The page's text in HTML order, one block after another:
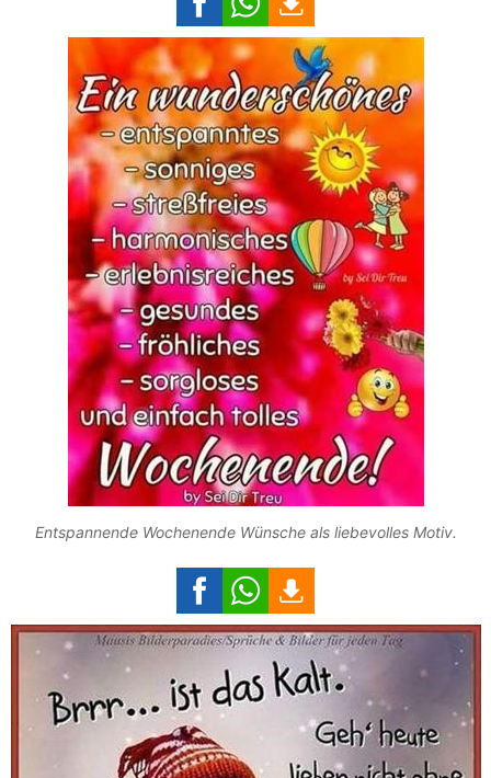
Entspannende Wochenende Wünsche als liebevolles Motiv.